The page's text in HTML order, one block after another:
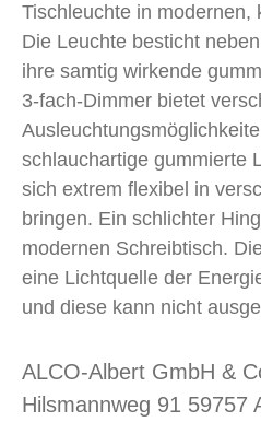
Tischleuchte in modernen,
Die Leuchte besticht
ihre samtig wirkende
3-fach-Dimmer bietet
schlauchartige gummierte
sich extrem flexibel in
bringen. Ein schlichter
modernen Schreibtisch.
eine Lichtquelle der
und diese kann nicht
ALCO-Albert GmbH &
Hilsmannweg 91 59757